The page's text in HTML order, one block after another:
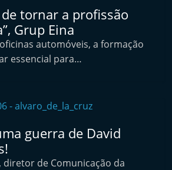
e
n
d
e
e
d
o
A
de tornar a profissão
Grup Eina
automóveis, a formação
essencial para…
guerra de David
diretor de Comunicação da